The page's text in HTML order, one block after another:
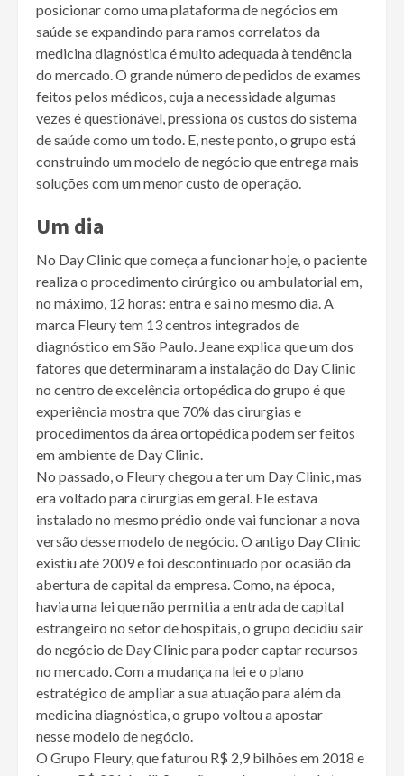
posicionar como uma plataforma de negócios em
saúde se expandindo para ramos correlatos da
medicina diagnóstica é muito adequada à tendência
do mercado. O grande número de pedidos de exames
feitos pelos médicos, cuja a necessidade algumas
vezes é questionável, pressiona os custos do sistema
de saúde como um todo. E, neste ponto, o grupo está
construindo um modelo de negócio que entrega mais
soluções com um menor custo de operação.
Um dia
No Day Clinic que começa a funcionar hoje, o paciente
realiza o procedimento cirúrgico ou ambulatorial em,
no máximo, 12 horas: entra e sai no mesmo dia. A
marca Fleury tem 13 centros integrados de
diagnóstico em São Paulo. Jeane explica que um dos
fatores que determinaram a instalação do Day Clinic
no centro de excelência ortopédica do grupo é que
experiência mostra que 70% das cirurgias e
procedimentos da área ortopédica podem ser feitos
em ambiente de Day Clinic.
No passado, o Fleury chegou a ter um Day Clinic, mas
era voltado para cirurgias em geral. Ele estava
instalado no mesmo prédio onde vai funcionar a nova
versão desse modelo de negócio. O antigo Day Clinic
existiu até 2009 e foi descontinuado por ocasião da
abertura de capital da empresa. Como, na época,
havia uma lei que não permitia a entrada de capital
estrangeiro no setor de hospitais, o grupo decidiu sair
do negócio de Day Clinic para poder captar recursos
no mercado. Com a mudança na lei e o plano
estratégico de ampliar a sua atuação para além da
medicina diagnóstica, o grupo voltou a apostar
nesse modelo de negócio.
O Grupo Fleury, que faturou R$ 2,9 bilhões em 2018 e